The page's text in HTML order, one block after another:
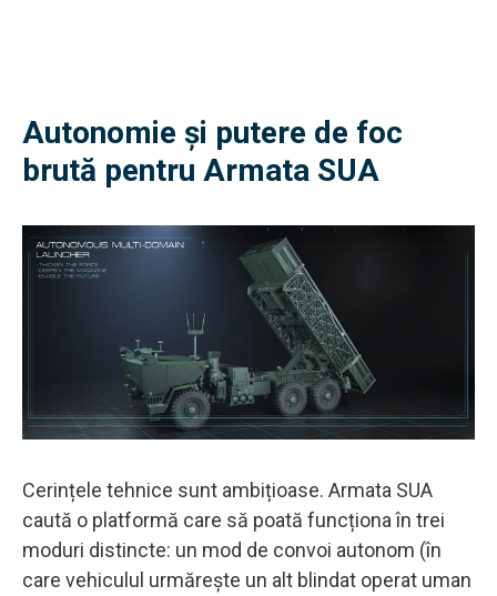
Autonomie și putere de foc
brută pentru Armata SUA
Cerințele tehnice sunt ambițioase. Armata SUA
caută o platformă care să poată funcționa în trei
moduri distincte: un mod de convoi autonom (în
care vehiculul urmărește un alt blindat operat uman